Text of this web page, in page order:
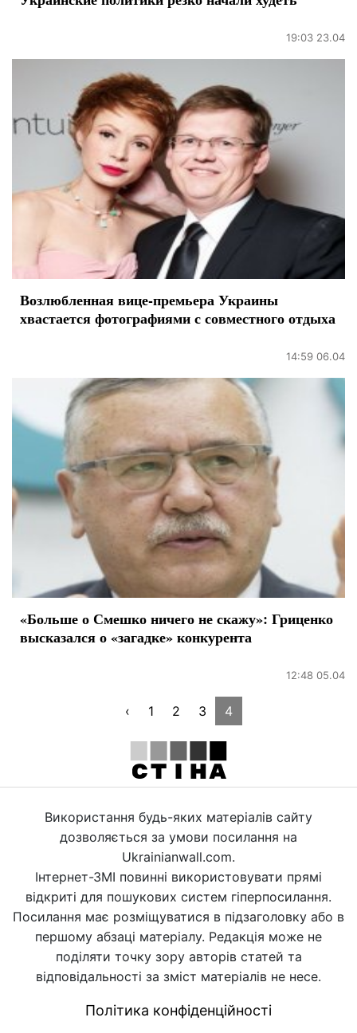
19:03 23.04
Возлюбленная вице-премьера Украины
хвастается фотографиями с совместного отдыха
14:59 06.04
«Больше о Смешко ничего не скажу»: Гриценко
высказался о «загадке» конкурента
12:48 05.04
‹ 1 2 3 4
Використання будь-яких матеріалів сайту
дозволяється за умови посилання на
Ukrainianwall.com.
Інтернет-ЗМІ повинні використовувати прямі
відкриті для пошукових систем гіперпосилання.
Посилання має розміщуватися в підзаголовку або в
першому абзаці матеріалу. Редакція може не
поділяти точку зору авторів статей та
відповідальності за зміст матеріалів не несе.
Політика конфіденційності